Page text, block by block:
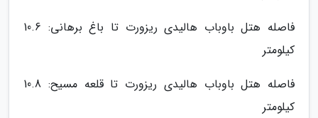
فاصله هتل باوباب هالیدی ریزورت تا باغ برهانی: 10.6
کیلومتر
فاصله هتل باوباب هالیدی ریزورت تا قلعه مسیح: 10.8
کیلومتر